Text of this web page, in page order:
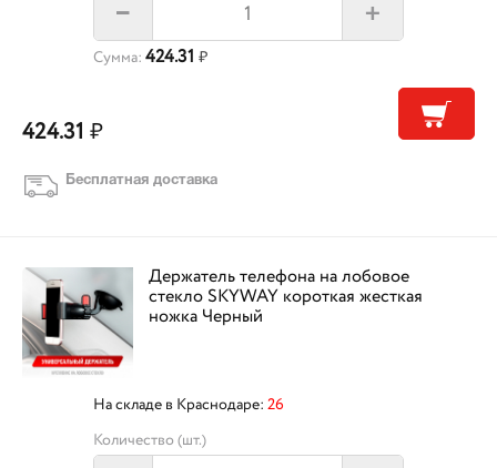
– +
Сумма: 424.31 ₽
424.31 ₽
Бесплатная доставка
Держатель телефона на лобовое
стекло SKYWAY короткая жесткая
ножка Черный
На складе в Краснодаре: 26
Количество (шт.)